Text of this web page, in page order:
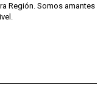
Región. Somos amantes